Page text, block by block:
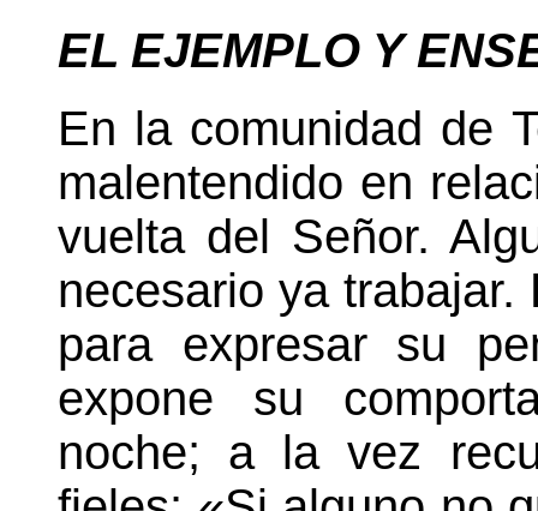
EL EJEMPLO Y
En la comunidad de
malentendido en
vuelta del Señor.
necesario ya
para expresar su
expone su
noche; a la vez